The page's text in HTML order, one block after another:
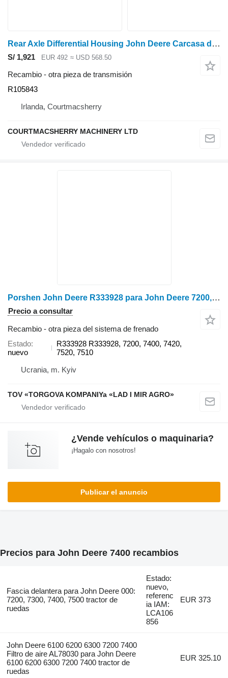
Rear Axle Differential Housing John Deere Carcasa del diferencial del eje trasero 6800, 6900, 7200, 7400, 7500 R105 R105843 para John Deere 6800, 6900, 7200, 7400, 7500 tractor de ruedas
S/ 1,921 EUR 492 ≈ USD 568.50
Recambio - otra pieza de transmisión
R105843
Irlanda, Courtmacsherry
COURTMACSHERRY MACHINERY LTD
Porshen John Deere R333928 para John Deere 7200, 7400, 7420, 7520, 7510 tractor de ruedas
Precio a consultar
Recambio - otra pieza del sistema de frenado
Estado
nuevo
R333928 R333928, 7200, 7400, 7420,
7520, 7510
Ucrania, m. Kyiv
TOV «TORGOVA KOMPANIYa «LAD I MIR AGRO»
¿Vende vehículos o maquinaria?
¡Hagalo con nosotros!
Publicar el anuncio
Precios para John Deere 7400 recambios
Fascia delantera para John Deere 000:
7200, 7300, 7400, 7500 tractor de
ruedas
Estado:
nuevo,
referenc
ia IAM:
LCA106
856
EUR 373
John Deere 6100 6200 6300 7200 7400
Filtro de aire AL78030 para John Deere
6100 6200 6300 7200 7400 tractor de
ruedas
EUR 325.10